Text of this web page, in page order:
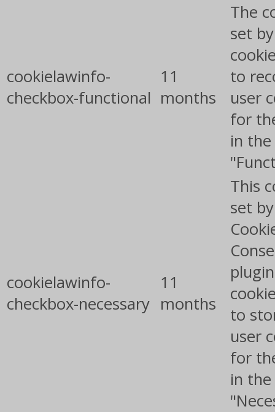
cookielawinfo-
checkbox-functional
11
months
The
set
to
user
for
in
cookielawinfo-
checkbox-necessary
11
months
This
set
to
user
for
in